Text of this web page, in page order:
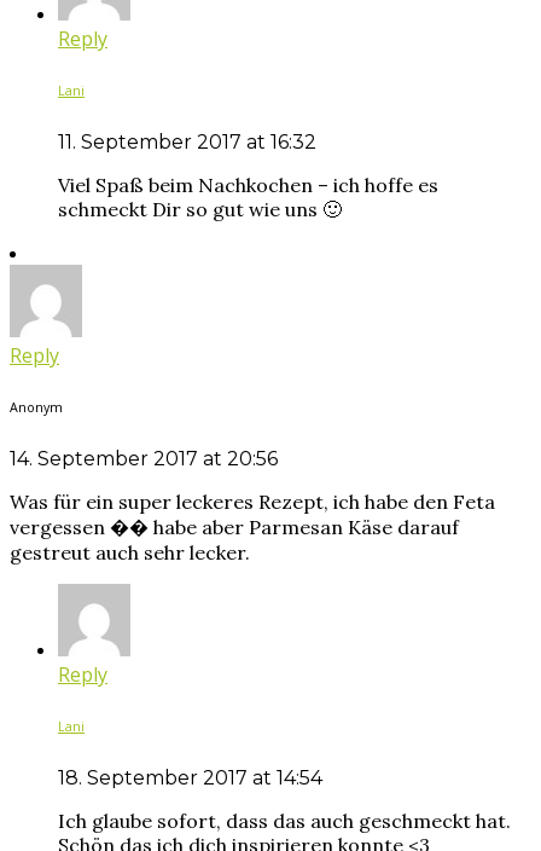
Reply
Lani
11. September 2017 at 16:32
Viel Spaß beim Nachkochen – ich hoffe es
schmeckt Dir so gut wie uns 🙂
Reply
Anonym
14. September 2017 at 20:56
Was für ein super leckeres Rezept, ich habe den Feta
vergessen �� habe aber Parmesan Käse darauf
gestreut auch sehr lecker.
Reply
Lani
18. September 2017 at 14:54
Ich glaube sofort, dass das auch geschmeckt hat.
Schön das ich dich inspirieren konnte <3